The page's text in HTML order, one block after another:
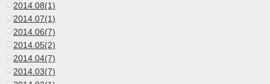
2014.08(1)
2014.07(1)
2014.06(7)
2014.05(2)
2014.04(7)
2014.03(7)